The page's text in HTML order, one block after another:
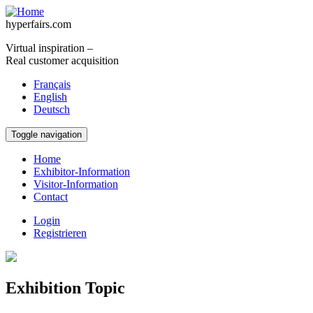
Skip to main content
hyperfairs.com
Virtual inspiration –
Real customer acquisition
Français
English
Deutsch
Toggle navigation
Home
Exhibitor-Information
Visitor-Information
Contact
Login
Registrieren
Exhibition Topic